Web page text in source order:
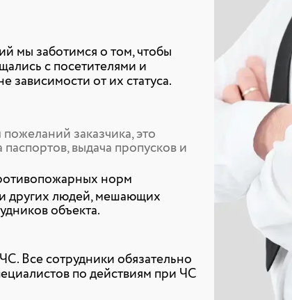
мы заботимся о том, чтобы
с посетителями и
зависимости от их статуса.
пожеланий заказчика, это
выдача пропусков и
норм
других людей, мешающих
объекта.
Все сотрудники обязательно
по действиям при ЧС